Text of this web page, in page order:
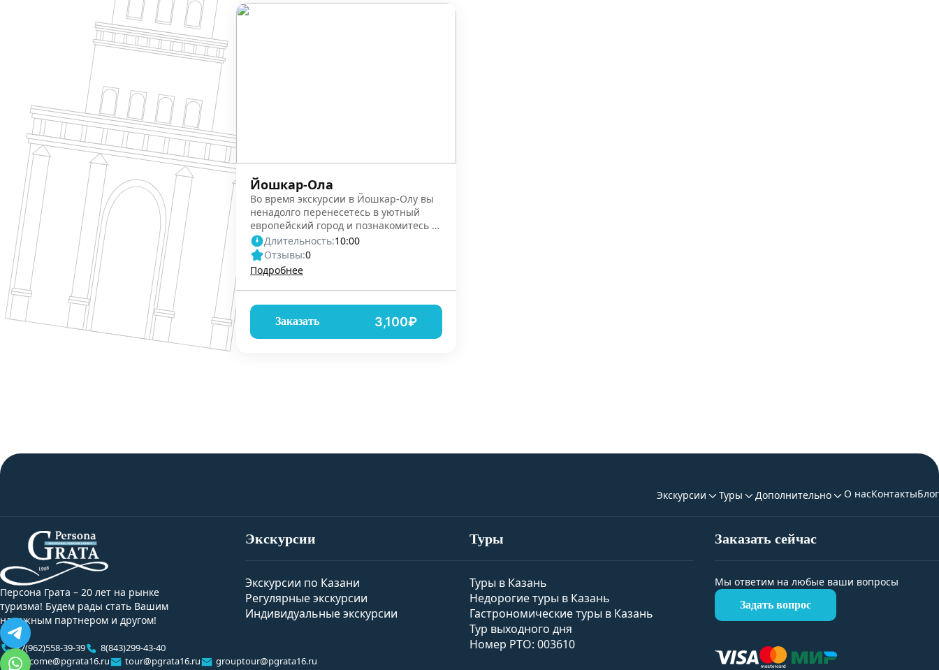
Йошкар-Ола
Во время экскурсии в Йошкар-Олу вы
ненадолго перенесетесь в уютный
европейский город и познакомитесь с
марийской историей
Длительность:10:00
Отзывы:0
Подробнее
Заказать 3,100₽
Экскурсии Туры Дополнительно О насКонтактыБлог
Персона Грата – 20 лет на рынке
туризма! Будем рады стать Вашим
надежным партнером и другом!
Экскурсии
Экскурсии по Казани
Регулярные экскурсии
Индивидуальные экскурсии
+7(962)558-39-39
8(843)299-43-40
welcome@pgrata16.ru
tour@pgrata16.ru grouptour@pgrata16.ru
Туры
Туры в Казань
Недорогие туры в Казань
Гастрономические туры в Казань
Тур выходного дня
Номер РТО: 003610
Заказать сейчас
Мы ответим на любые ваши вопросы
Задать вопрос